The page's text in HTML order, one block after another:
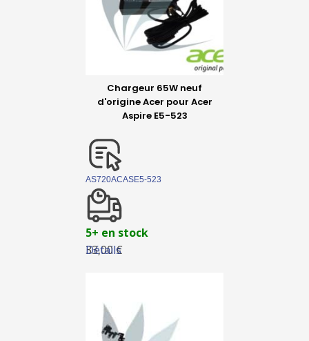
Détails
Chargeur 65W neuf
d'origine Acer pour Acer
Aspire E5-523
AS720ACASE5-523
5+ en stock
33,00 €